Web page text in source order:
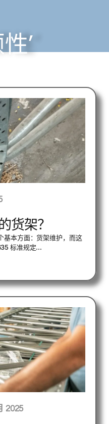
与操作’
货架？
基本方面：货架维护，而这
标准规定...
2025